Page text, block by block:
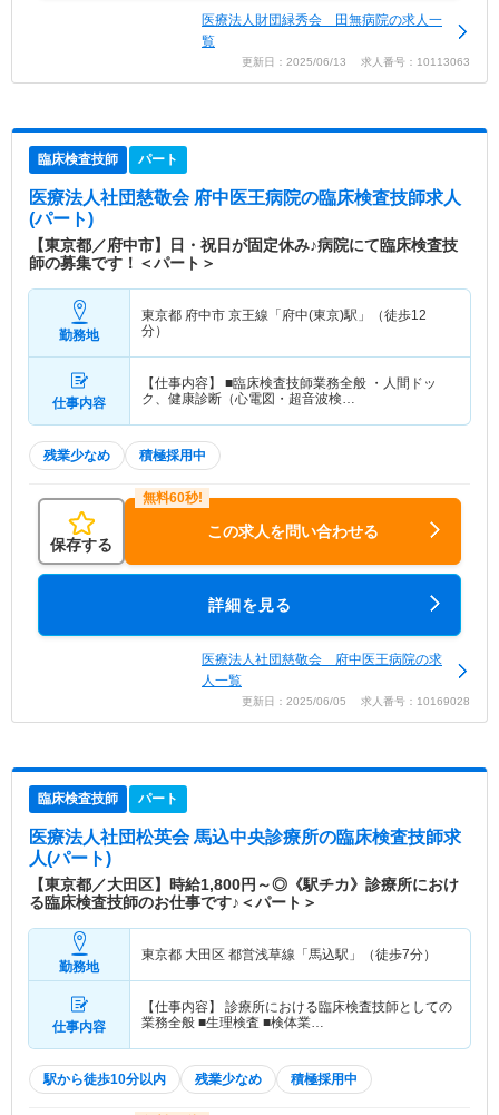
医療法人財団緑秀会 田無病院の求人一
覧
更新日：2025/06/13 求人番号：10113063
臨床検査技師 パート
医療法人社団慈敬会 府中医王病院の臨床検査技師求人
(パート)
【東京都／府中市】日・祝日が固定休み♪病院にて臨床検査技
師の募集です！＜パート＞
勤務地
東京都 府中市 京王線「府中(東京)駅」（徒歩12
分）
仕事内容
【仕事内容】 ■臨床検査技師業務全般 ・人間ドッ
ク、健康診断（心電図・超音波検…
残業少なめ 積極採用中
保存する
この求人を問い合わせる
詳細を見る
医療法人社団慈敬会 府中医王病院の求
人一覧
更新日：2025/06/05 求人番号：10169028
臨床検査技師 パート
医療法人社団松英会 馬込中央診療所の臨床検査技師求
人(パート)
【東京都／大田区】時給1,800円～◎《駅チカ》診療所におけ
る臨床検査技師のお仕事です♪＜パート＞
勤務地
東京都 大田区 都営浅草線「馬込駅」（徒歩7分）
仕事内容
【仕事内容】 診療所における臨床検査技師としての
業務全般 ■生理検査 ■検体業…
駅から徒歩10分以内 残業少なめ 積極採用中